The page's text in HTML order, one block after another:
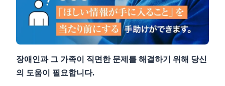
장애인과 그 가족이 직면한 문제를 해결하기 위해 당신
의 도움이 필요합니다.